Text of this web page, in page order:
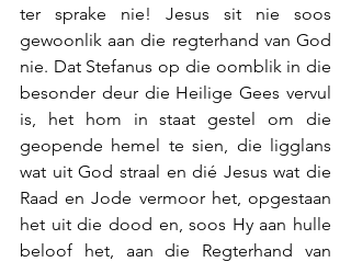
ter sprake nie! Jesus sit nie soos
gewoonlik aan die regterhand van God
nie. Dat Stefanus op die oomblik in die
besonder deur die Heilige Gees vervul
is, het hom in staat gestel om die
geopende hemel te sien, die ligglans
wat uit God straal en dié Jesus wat die
Raad en Jode vermoor het, opgestaan
het uit die dood en, soos Hy aan hulle
beloof het, aan die Regterhand van